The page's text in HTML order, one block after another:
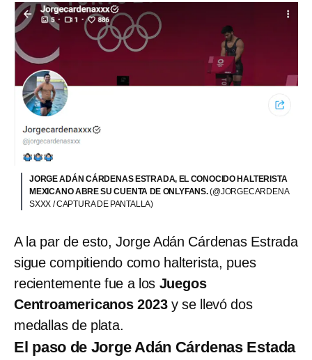
JORGE ADÁN CÁRDENAS ESTRADA, EL CONOCIDO HALTERISTA
MEXICANO ABRE SU CUENTA DE ONLYFANS.(@JORGECARDENA
SXXX / CAPTURA DE PANTALLA)
A la par de esto, Jorge Adán Cárdenas Estrada
sigue compitiendo como halterista, pues
recientemente fue a los Juegos
Centroamericanos 2023y se llevó dos
medallas de plata.
El paso de Jorge Adán Cárdenas Estada